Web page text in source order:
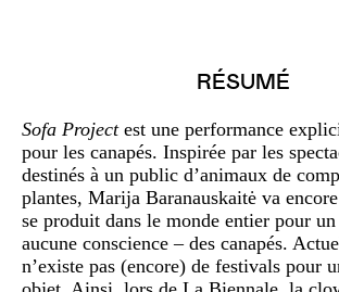
RÉSUMÉ
Sofa Projectest une performance
pour les canapés. Inspirée par les
destinés à un public d’animaux de
plantes, Marija Baranauskaitė va
se produit dans le monde entier pour
aucune conscience – des canapés.
n’existe pas (encore) de festivals pour